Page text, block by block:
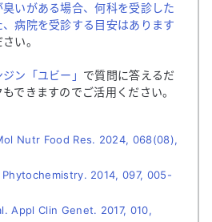
臭いがある場合、何科を受診した
病院を受診する目安はあります
い。
ン「ユビー」 で質問に答えるだ
できますのでご活用ください。
Nutr Food Res. 2024, 068(08),
2014, 097, 005-
Appl Clin Genet. 2017, 010,